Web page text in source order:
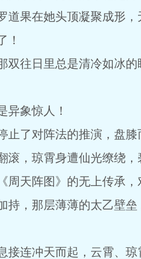
道果在她头顶凝聚成形
！
双往日里总是清冷如冰
异象惊人！
止了对阵法的推演，盘膝
滚，琼霄身遭仙光缭绕，
周天阵图》的无上传承
持，那层薄薄的太乙壁垒
接连冲天而起，云霄、